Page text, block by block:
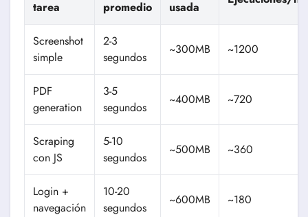
tarea
promedio
usada
Screenshot
simple
2-3
segundos
~300MB ~1200
PDF
generation
3-5
segundos
~400MB ~720
Scraping
con JS
5-10
segundos
~500MB ~360
Login +
navegación
10-20
segundos
~600MB ~180